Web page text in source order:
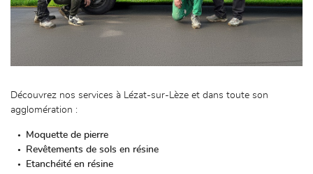
Découvrez nos services à Lézat-sur-Lèze et dans toute son
agglomération :
Moquette de pierre
Revêtements de sols en résine
Etanchéité en résine